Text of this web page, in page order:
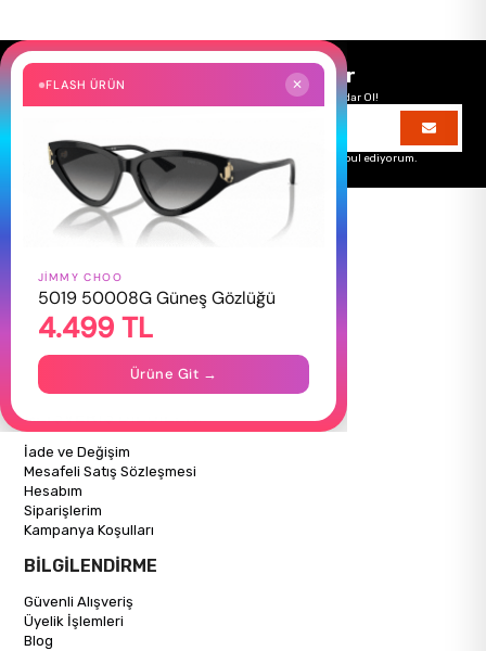
Size Özel Kampanyalar
Hemen Kayıt Ol Fırsatlardan Önce Sen Haberdar Ol!
Üyelik koşullarınıvekişisel verileriminkorunmasını kabul ediyorum.
HAKKIMIZDA
Hakkımızda
Gizlilik Politikası
İletişim
Mağazalarımız
ALIŞVERİŞ BİLGİLERİ
İade ve Değişim
Mesafeli Satış Sözleşmesi
Hesabım
Siparişlerim
Kampanya Koşulları
BİLGİLENDİRME
Güvenli Alışveriş
Üyelik İşlemleri
Blog
FLASH ÜRÜN ✕
JIMMY CHOO
5019 50008G Güneş Gözlüğü
4.499 TL
Ürüne Git →